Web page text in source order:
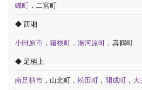
磯町 ，二宮町
◆ 西湘
小田原市 ， 箱根町 ， 湯河原町 ，真鶴町
◆ 足柄上
南足柄市 ，山北町， 松田町 ， 開成町 ， 大